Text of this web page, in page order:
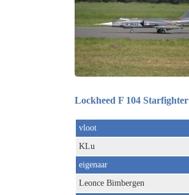
Lockheed F 104 Starfighter
vloot
KLu
eigenaar
Leonce Bimbergen